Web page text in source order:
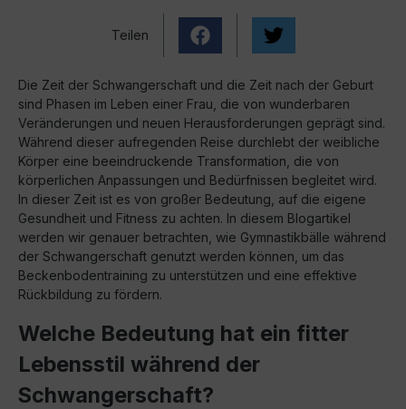
Teilen
Die Zeit der Schwangerschaft und die Zeit nach der Geburt
sind Phasen im Leben einer Frau, die von wunderbaren
Veränderungen und neuen Herausforderungen geprägt sind.
Während dieser aufregenden Reise durchlebt der weibliche
Körper eine beeindruckende Transformation, die von
körperlichen Anpassungen und Bedürfnissen begleitet wird.
In dieser Zeit ist es von großer Bedeutung, auf die eigene
Gesundheit und Fitness zu achten. In diesem Blogartikel
werden wir genauer betrachten, wie Gymnastikbälle während
der Schwangerschaft genutzt werden können, um das
Beckenbodentraining zu unterstützen und eine effektive
Rückbildung zu fördern.
Welche Bedeutung hat ein fitter
Lebensstil während der
Schwangerschaft?